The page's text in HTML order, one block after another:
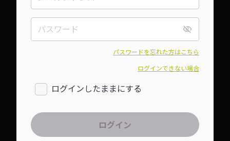
パスワードを忘れた方はこちら
ログインできない場合
ログインしたままにする